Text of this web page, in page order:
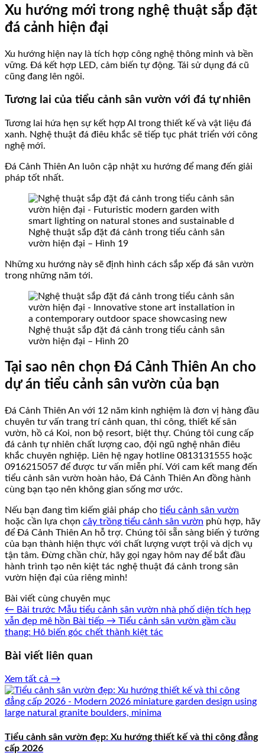
Xu hướng mới trong nghệ thuật sắp đặt
đá cảnh hiện đại
Xu hướng hiện nay là tích hợp công nghệ thông minh và bền
vững. Đá kết hợp LED, cảm biến tự động. Tái sử dụng đá cũ
cũng đang lên ngôi.
Tương lai của tiểu cảnh sân vườn với đá tự nhiên
Tương lai hứa hẹn sự kết hợp AI trong thiết kế và vật liệu đá
xanh. Nghệ thuật đá điêu khắc sẽ tiếp tục phát triển với công
nghệ mới.
Đá Cảnh Thiên An luôn cập nhật xu hướng để mang đến giải
pháp tốt nhất.
Nghệ thuật sắp đặt đá cảnh trong tiểu cảnh sân
vườn hiện đại – Hình 19
Những xu hướng này sẽ định hình cách sắp xếp đá sân vườn
trong những năm tới.
Nghệ thuật sắp đặt đá cảnh trong tiểu cảnh sân
vườn hiện đại – Hình 20
Tại sao nên chọn Đá Cảnh Thiên An cho
dự án tiểu cảnh sân vườn của bạn
Đá Cảnh Thiên An với 12 năm kinh nghiệm là đơn vị hàng đầu
chuyên tư vấn trang trí cảnh quan, thi công, thiết kế sân
vườn, hồ cá Koi, non bộ resort, biệt thự. Chúng tôi cung cấp
đá cảnh tự nhiên chất lượng cao, đội ngũ nghệ nhân điêu
khắc chuyên nghiệp. Liên hệ ngay hotline 0813131555 hoặc
0916215057 để được tư vấn miễn phí. Với cam kết mang đến
tiểu cảnh sân vườn hoàn hảo, Đá Cảnh Thiên An đồng hành
cùng bạn tạo nên không gian sống mơ ước.
Nếu bạn đang tìm kiếm giải pháp cho tiểu cảnh sân vườn
hoặc cần lựa chọn cây trồng tiểu cảnh sân vườn phù hợp, hãy
để Đá Cảnh Thiên An hỗ trợ. Chúng tôi sẵn sàng biến ý tưởng
của bạn thành hiện thực với chất lượng vượt trội và dịch vụ
tận tâm. Đừng chần chừ, hãy gọi ngay hôm nay để bắt đầu
hành trình tạo nên kiệt tác nghệ thuật đá cảnh trong sân
vườn hiện đại của riêng mình!
Bài viết cùng chuyên mục
← Bài trước Mẫu tiểu cảnh sân vườn nhà phố diện tích hẹp
vẫn đẹp mê hồn Bài tiếp → Tiểu cảnh sân vườn gầm cầu
thang: Hô biến góc chết thành kiệt tác
Bài viết liên quan
Xem tất cả →
Tiểu cảnh sân vườn đẹp: Xu hướng thiết kế và thi công đẳng
cấp 2026